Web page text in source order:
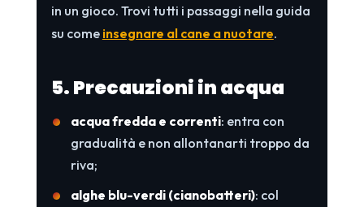
in un gioco. Trovi tutti i passaggi nella guida
su come insegnare al cane a nuotare.
5. Precauzioni in acqua
acqua fredda e correnti: entra con
gradualità e non allontanarti troppo da
riva;
alghe blu-verdi (cianobatteri): col